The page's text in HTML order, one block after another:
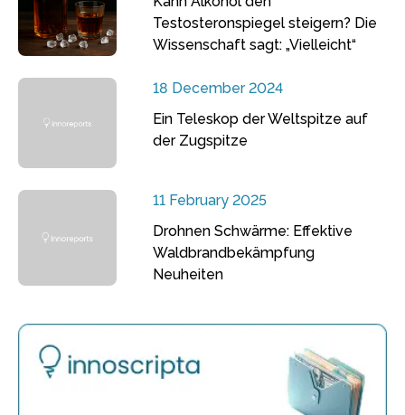
Testosteronspiegel steigern? Die
Wissenschaft sagt: „Vielleicht“
18 December 2024
Ein Teleskop der Weltspitze auf
der Zugspitze
11 February 2025
Drohnen Schwärme: Effektive
Waldbrandbekämpfung
Neuheiten